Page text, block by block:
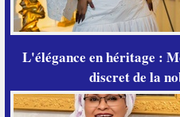
L'élégance en héritage :
discret de la